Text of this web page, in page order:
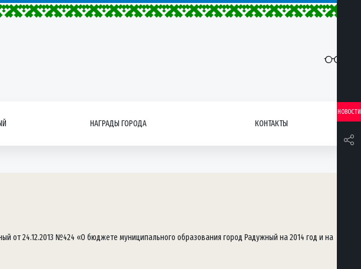
НАГРАДЫ ГОРОДА КОНТАКТЫ
НОВОСТИ
от 24.12.2013 №424 «О бюджете муниципального образования город Радужный на 2014 год и на